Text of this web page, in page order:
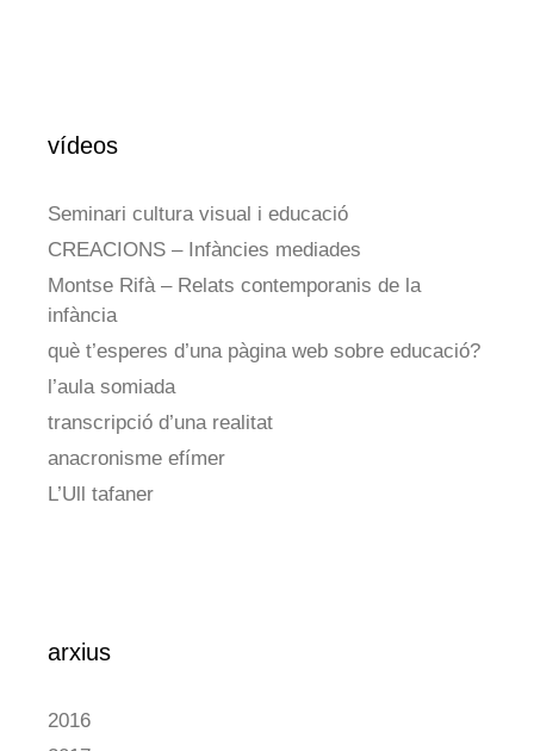
vídeos
Seminari cultura visual i educació
CREACIONS – Infàncies mediades
Montse Rifà – Relats contemporanis de la
infància
què t’esperes d’una pàgina web sobre educació?
l’aula somiada
transcripció d’una realitat
anacronisme efímer
L’Ull tafaner
arxius
2016